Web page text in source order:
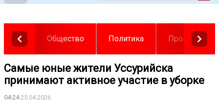
Общество Политика
Самые юные жители Уссурийска
принимают активное участие в уборке
04:2425.04.2026